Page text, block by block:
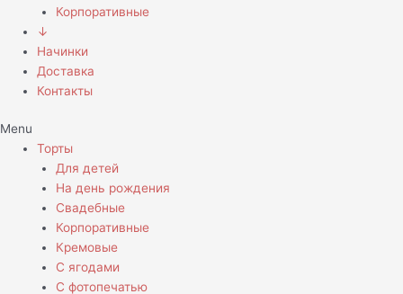
Корпоративные
↓
Начинки
Доставка
Контакты
Menu
Торты
Для детей
На день рождения
Свадебные
Корпоративные
Кремовые
С ягодами
С фотопечатью